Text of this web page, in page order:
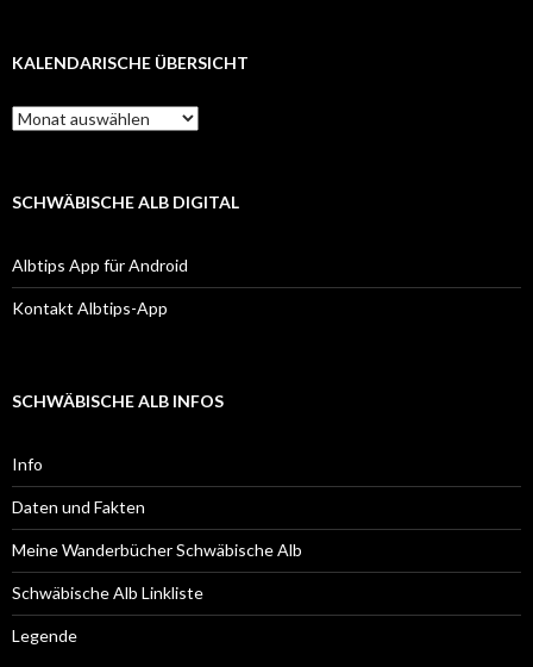
KALENDARISCHE ÜBERSICHT
Kalendarische
Übersicht
SCHWÄBISCHE ALB DIGITAL
Albtips App für Android
Kontakt Albtips-App
SCHWÄBISCHE ALB INFOS
Info
Daten und Fakten
Meine Wanderbücher Schwäbische Alb
Schwäbische Alb Linkliste
Legende